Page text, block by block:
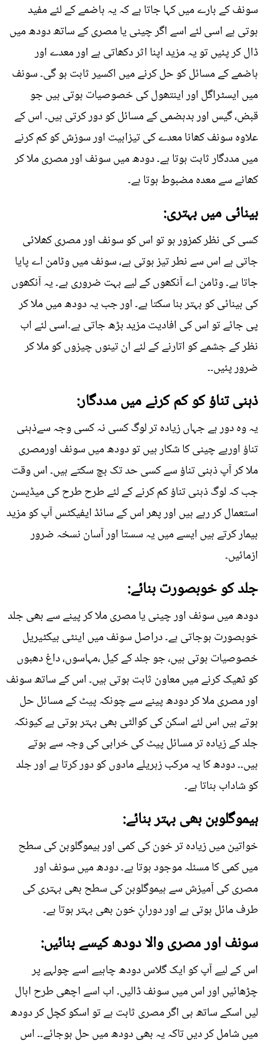
سونف کے بارے میں کہا جاتا ہے کہ یہ ہاضمے کے لئے مفید
ہوتی ہے اسی لئے اسے اگر چینی یا مصری کے ساتھ دودھ میں
ڈال کر پئیں تو یہ مزید اپنا اثر دکھاتی ہے اور معدے اور
ہاضمے کے مسائل کو حل کرنے میں اکسیر ثابت ہو گی۔ سونف
میں ایسٹراگل اور اینتھول کی خصوصیات ہوتی ہیں جو
قبض، گیس اور بدہضمی کے مسائل کو دور کرتی ہیں۔ اس کے
علاوہ سونف کھانا معدے کی تیزابیت اور سوزش کو کم کرنے
میں مددگار ثابت ہوتا ہے۔ دودھ میں سونف اور مصری ملا کر
کھانے سے معدہ مضبوط ہوتا ہے۔
بینائی میں بہتری:
کسی کی نظر کمزور ہو تو اس کو سونف اور مصری کھلائی
جاتی ہے اس سے نطر تیز ہوتی ہے، سونف میں وٹامن اے پایا
جاتا ہے۔ وٹامن اے آنکھوں کے لیے بہت ضروری ہے۔ یہ آنکھوں
کی بینائی کو بہتر بنا سکتا ہے۔ اور جب یہ دودھ میں ملا کر
پی جائے تو اس کی افادیت مزید بڑھ جاتی ہے۔اسی لئے اب
نظر کے جشمے کو اتارنے کے لئے ان تینوں چیزوں کو ملا کر
ضرور پئیں۔۔
ذہنی تناؤ کو کم کرنے میں مددگار:
یہ وہ دور ہے جہاں زیادہ تر لوگ کسی نہ کسی وجہ سےذہنی
تناؤ اوربے چینی کا شکار ہیں تو دودھ میں سونف اورمصری
ملا کر آپ ذہنی تناؤ سے کسی حد تک بچ سکتے ہیں۔ اس وقت
جب کہ لوگ ذہنی تناؤ کم کرنے کے لئے طرح طرح کی میڈیسن
استعمال کر رہے ہیں اور پھر اس کے سائڈ ایفیکٹس آپ کو مزید
بیمار کرتے ہیں ایسے میں یہ سستا اور آسان نسخہ ضرور
ازمائیں۔
جلد کو خوبصورت بنائے:
دودھ میں سونف اور چینی یا مصری ملا کر پینے سے بھی جلد
خوبصورت ہوجاتی ہے۔ دراصل سونف میں اینٹی بیکٹیریل
خصوصیات ہوتی ہیں، جو جلد کے کیل ،مہاسوں، داغ دھبوں
کو ٹھیک کرنے میں معاون ثابت ہوتی ہیں۔ اس کے ساتھ سونف
اور مصری ملا کر دودھ پینے سے چونکہ پیٹ کے مسائل حل
ہوتے ہیں اس لئے اسکن کی کوالٹی بھی بہتر ہوتی ہے کیونکہ
جلد کے زیادہ تر مسائل پیٹ کی خرابی کی وجہ سے ہوتے
ہیں۔۔ دودھ کا یہ مرکب زہریلے مادوں کو دور کرتا ہے اور جلد
کو شاداب بناتا ہے۔
ہیموگلوبن بھی بہتر بنائے:
خواتین میں زیادہ تر خون کی کمی اور ہیموگلوبن کی سطح
میں کمی کا مسئلہ موجود ہوتا ہے۔ دودھ میں سونف اور
مصری کی آمیزش سے ہیموگلوبن کی سطح بھی بہتری کی
طرف مائل ہوتی ہے اور دورانِ خون بھی بہتر ہوتا ہے۔
سونف اور مصری والا دودھ کیسے بنائیں:
اس کے لیے آپ کو ایک گلاس دودھ چاہیے اسے چولہے پر
چڑھائیں اور اس میں سونف ڈالیں۔ اب اسے اچھی طرح ابال
لیں اسکے ساتھ ہی اگر مصری ثابت ہے تو اسکو کچل کر دودھ
میں شامل کر دیں تاکہ یہ بھی دودھ میں حل ہوجائے۔۔ اس